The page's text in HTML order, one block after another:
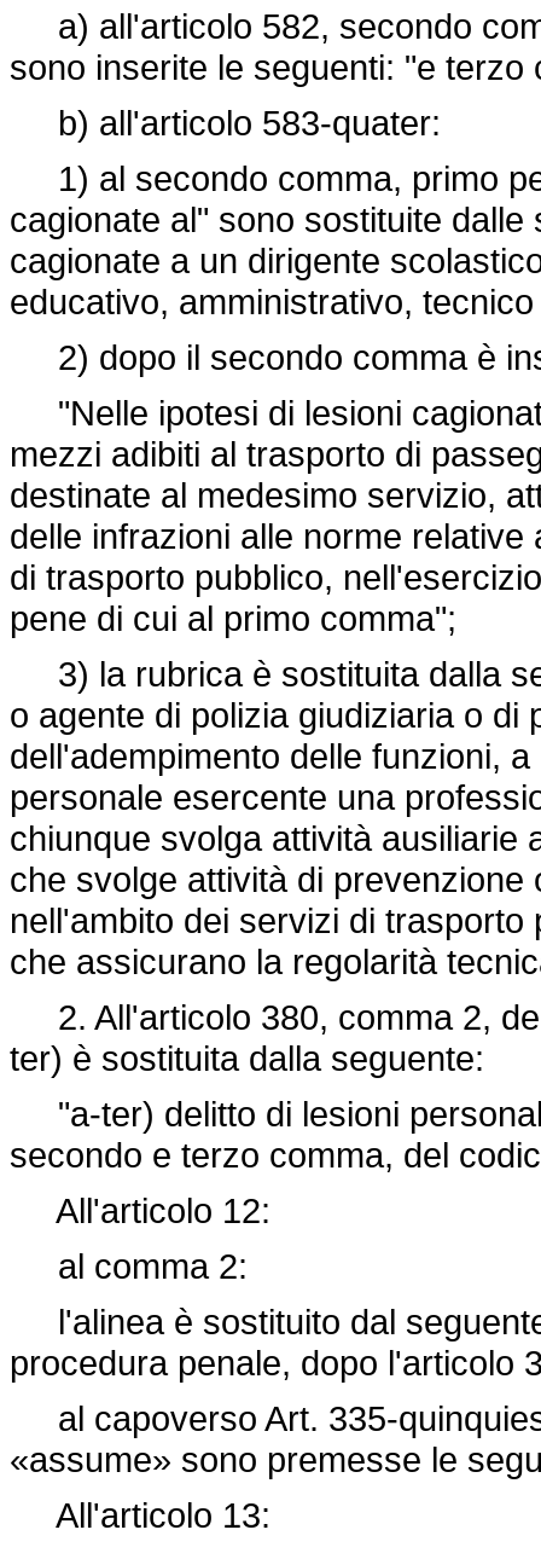
a) all'articolo 582, secondo
sono inserite le seguenti: "e terzo
b) all'articolo 583-quater:
1) al secondo comma, primo
cagionate al" sono sostituite
cagionate a un dirigente
educativo, amministrativo,
2) dopo il secondo comma è
"Nelle ipotesi di lesioni
mezzi adibiti al trasporto di
destinate al medesimo servizio,
delle infrazioni alle norme
di trasporto pubblico,
pene di cui al primo comma";
3) la rubrica è sostituita dalla
o agente di polizia giudiziaria o
dell'adempimento delle funzioni,
personale esercente una
chiunque svolga attività ausiliarie
che svolge attività di
nell'ambito dei servizi di
che assicurano la regolarità
2. All'articolo 380, comma 2,
ter) è sostituita dalla seguente:
"a-ter) delitto di lesioni
secondo e terzo comma, del
All'articolo 12:
al comma 2:
l'alinea è sostituito dal
procedura penale, dopo l'articolo
al capoverso Art. 335-
«assume» sono premesse le
All'articolo 13: